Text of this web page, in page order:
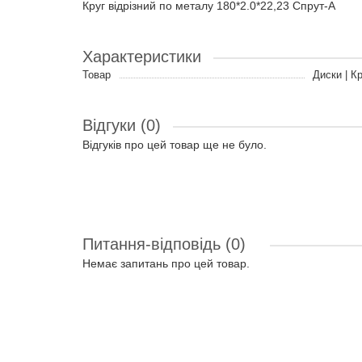
Круг відрізний по металу 180*2.0*22,23 Спрут-A
Характеристики
Товар Диски |
Відгуки (0)
Відгуків про цей товар ще не було.
Питання-відповідь (0)
Немає запитань про цей товар.